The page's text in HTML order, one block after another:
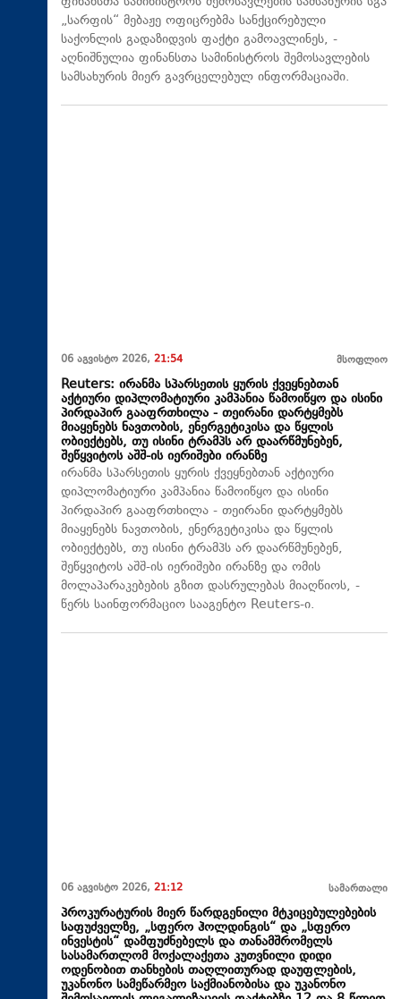
„სარფის“ მებაჟე ოფიცრებმა სანქცირებული
საქონლის გადაზიდვის ფაქტი გამოავლინეს, -
აღნიშნულია ფინანსთა სამინისტროს შემოსავლების
სამსახურის მიერ გავრცელებულ ინფორმაციაში.
06 აგვისტო 2026, 21:54 მსოფლიო
Reuters: ირანმა სპარსეთის ყურის ქვეყნებთან
აქტიური დიპლომატიური კამპანია წამოიწყო და ისინი
პირდაპირ გააფრთხილა - თეირანი დარტყმებს
მიაყენებს ნავთობის, ენერგეტიკისა და წყლის
ობიექტებს, თუ ისინი ტრამპს არ დაარწმუნებენ,
შეწყვიტოს აშშ-ის იერიშები ირანზე
ირანმა სპარსეთის ყურის ქვეყნებთან აქტიური
დიპლომატიური კამპანია წამოიწყო და ისინი
პირდაპირ გააფრთხილა - თეირანი დარტყმებს
მიაყენებს ნავთობის, ენერგეტიკისა და წყლის
ობიექტებს, თუ ისინი ტრამპს არ დაარწმუნებენ,
შეწყვიტოს აშშ-ის იერიშები ირანზე და ომის
მოლაპარაკებების გზით დასრულებას მიაღწიოს, -
წერს საინფორმაციო სააგენტო Reuters-ი.
06 აგვისტო 2026, 21:12 სამართალი
პროკურატურის მიერ წარდგენილი მტკიცებულებების
საფუძველზე, „სფერო ჰოლდინგის“ და „სფერო
ინვესტის“ დამფუძნებელს და თანამშრომელს
სასამართლომ მოქალაქეთა კუთვნილი დიდი
ოდენობით თანხების თაღლითურად დაუფლების,
უკანონო სამეწარმეო საქმიანობისა და უკანონო